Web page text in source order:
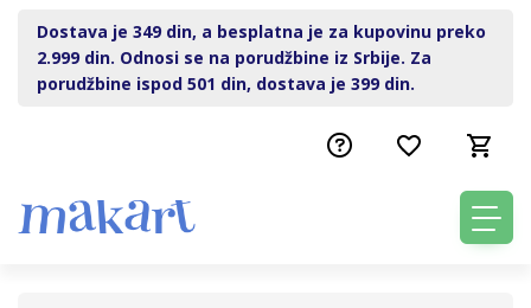
Dostava je 349 din, a besplatna je za kupovinu preko
2.999 din. Odnosi se na porudžbine iz Srbije. Za
porudžbine ispod 501 din, dostava je 399 din.